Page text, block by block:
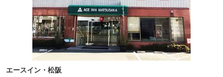
エースイン・松阪